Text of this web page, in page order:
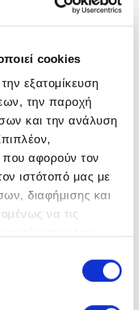
cookies
εξατομίκευση
την παροχή
και την ανάλυση
που αφορούν τον
ιστότοπό μας με
διαφήμισης και
να τις
που τους
σας χρήση των
& 'Ωρα
με την υποβολή των
Α. Ρούσσου
για ηλεκτρονική